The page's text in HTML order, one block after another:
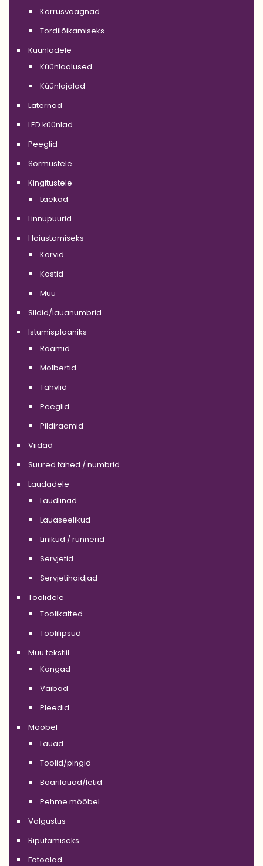
Korrusvaagnad
Tordilõikamiseks
Küünladele
Küünlaalused
Küünlajalad
Laternad
LED küünlad
Peeglid
Sõrmustele
Kingitustele
Laekad
Linnupuurid
Hoiustamiseks
Korvid
Kastid
Muu
Sildid/lauanumbrid
Istumisplaaniks
Raamid
Molbertid
Tahvlid
Peeglid
Pildiraamid
Viidad
Suured tähed / numbrid
Laudadele
Laudlinad
Lauaseelikud
Linikud / runnerid
Servjetid
Servjetihoidjad
Toolidele
Toolikatted
Toolilipsud
Muu tekstiil
Kangad
Vaibad
Pleedid
Mööbel
Lauad
Toolid/pingid
Baarilauad/letid
Pehme mööbel
Valgustus
Riputamiseks
Fotoalad